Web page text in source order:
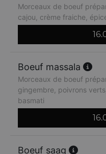
Morceaux de boeuf
cajou, crème fraiche,
Boeuf massala
Morceaux de boeuf
gingembre, poivrons
basmati
Boeuf saag